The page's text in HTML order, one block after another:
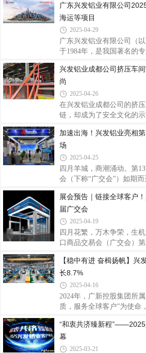
了坚实基础。实地考察交
团在兴发铝业工作人员的
大生产车间进行实地考察，
1984年创立以来，历经四
不见经传的铝型材厂崛起
创新、品质坚守、数智生
具行业标杆意义与品牌特
守，筑牢品牌基石在兴发
六字核心价值观贯穿始终
节、过程控制”，通过建立
代化
广东兴发铝业有限公司
海运等项目
2025-04-29
广东兴发铝业有限公司（
于1984年，是我国著名的
山（3个）、江西宜春、四
湖州基地，海外澳洲基地
在建设中。2011年，广新控
《财富》世界500强）入股
业国有、民营混合所有制
到整个企业文化和全体员
一新，兴发铝业迎来了良性
兴发铝业成都公司挤压车
尚
2025-04-26
在兴发铝业成都公司的挤
链，却成为了安全文化的
从个体习惯到全员参与，“
不仅塑造了公司的安全底
全的坚实防线。（图为14#
近貌）铁链安全文化的起
杜绝送模平台区域的意外
理谭日纯明确提出要求：
性，并在模具搬运作业后
加速出海！兴发铝业亮相
场
2025-04-25
四月羊城，商潮涌动。第
会（下称“广交会”）如期
智能高品质系统门窗产品
品牌出海，以产品硬实力
中国智造的风采，加速出
场。图：兴发铝业展位兴
造商之一，也是国家制造
家和地区。此次参展，兴
品创新，重点展示了168电
展会预告｜链接全球客户
届广交会
2025-04-19
四月花繁，万木争荣，生
口商品交易会（广交会）
“风向标”，广交会是全球
展示实力、开拓国际市场
集铝型材研发、生产、销
业，将携代表性精品亮相
展位号：B区12.1C29-30，
的发展历程中，始终秉承
新引领、匠心智造” 的核心
【稳中有进 奋楫扬帆】兴
长8.7%
2025-04-16
2024年，广新控股集团所
质，服务全球客户”为使命
利润8.28亿元。近五年营
率分别达10.8%及6.6%，各
一步巩固行业领先地位。
“和衷共济臻新程
幕
2025-03-21